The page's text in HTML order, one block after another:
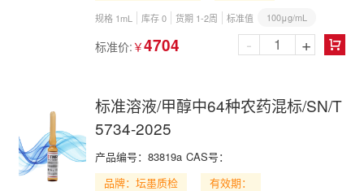
规格 1mL 库存 0 货期 1-2周 标准值 100μg/mL
标准价: ￥4704 
- +
标准溶液/甲醇中64种农药混标/SN/T
5734-2025
产品编号： 83819a CAS号：
品牌：坛墨质检
有效期：